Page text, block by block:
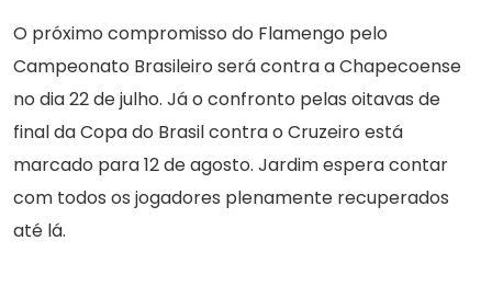
O próximo compromisso do Flamengo pelo
Campeonato Brasileiro será contra a Chapecoense
no dia 22 de julho. Já o confronto pelas oitavas de
final da Copa do Brasil contra o Cruzeiro está
marcado para 12 de agosto. Jardim espera contar
com todos os jogadores plenamente recuperados
até lá.